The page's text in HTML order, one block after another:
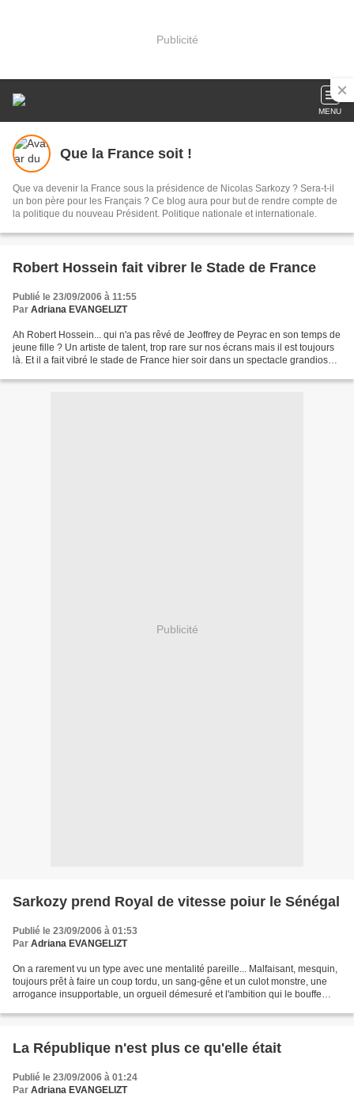
Publicité
MENU
Que la France soit !
Que va devenir la France sous la présidence de Nicolas Sarkozy ? Sera-t-il
un bon père pour les Français ? Ce blog aura pour but de rendre compte de
la politique du nouveau Président. Politique nationale et internationale.
Robert Hossein fait vibrer le Stade de France
Publié le 23/09/2006 à 11:55
Par Adriana EVANGELIZT
Ah Robert Hossein... qui n'a pas rêvé de Jeoffrey de Peyrac en son temps de
jeune fille ? Un artiste de talent, trop rare sur nos écrans mais il est toujours
là. Et il a fait vibré le stade de France hier soir dans un spectacle grandiose
Publicité
Sarkozy prend Royal de vitesse poiur le Sénégal
Publié le 23/09/2006 à 01:53
Par Adriana EVANGELIZT
On a rarement vu un type avec une mentalité pareille... Malfaisant, mesquin,
toujours prêt à faire un coup tordu, un sang-gêne et un culot monstre, une
arrogance insupportable, un orgueil démesuré et l'ambition qui le bouffe
La République n'est plus ce qu'elle était
Publié le 23/09/2006 à 01:24
Par Adriana EVANGELIZT